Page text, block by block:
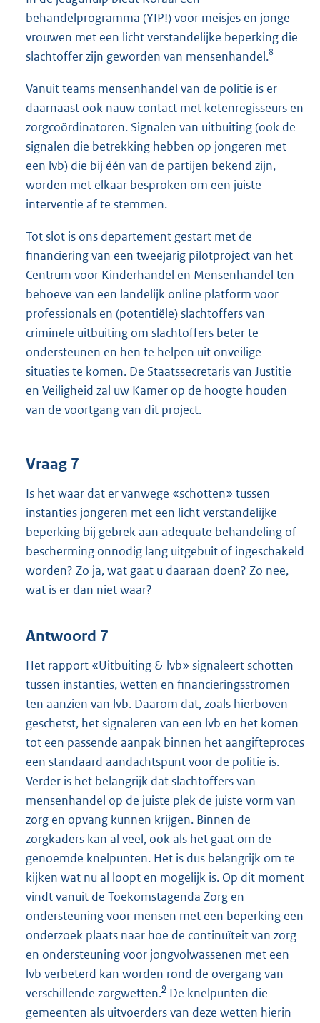
behandelprogramma (YIP!) voor meisjes en jonge
vrouwen met een licht verstandelijke beperking die
slachtoffer zijn geworden van mensenhandel.8
Vanuit teams mensenhandel van de politie is er
daarnaast ook nauw contact met ketenregisseurs en
zorgcoördinatoren. Signalen van uitbuiting (ook de
signalen die betrekking hebben op jongeren met
een lvb) die bij één van de partijen bekend zijn,
worden met elkaar besproken om een juiste
interventie af te stemmen.
Tot slot is ons departement gestart met de
financiering van een tweejarig pilotproject van het
Centrum voor Kinderhandel en Mensenhandel ten
behoeve van een landelijk online platform voor
professionals en (potentiële) slachtoffers van
criminele uitbuiting om slachtoffers beter te
ondersteunen en hen te helpen uit onveilige
situaties te komen. De Staatssecretaris van Justitie
en Veiligheid zal uw Kamer op de hoogte houden
van de voortgang van dit project.
Vraag 7
Is het waar dat er vanwege «schotten» tussen
instanties jongeren met een licht verstandelijke
beperking bij gebrek aan adequate behandeling of
bescherming onnodig lang uitgebuit of ingeschakeld
worden? Zo ja, wat gaat u daaraan doen? Zo nee,
wat is er dan niet waar?
Antwoord 7
Het rapport «Uitbuiting & lvb» signaleert schotten
tussen instanties, wetten en financieringsstromen
ten aanzien van lvb. Daarom dat, zoals hierboven
geschetst, het signaleren van een lvb en het komen
tot een passende aanpak binnen het aangifteproces
een standaard aandachtspunt voor de politie is.
Verder is het belangrijk dat slachtoffers van
mensenhandel op de juiste plek de juiste vorm van
zorg en opvang kunnen krijgen. Binnen de
zorgkaders kan al veel, ook als het gaat om de
genoemde knelpunten. Het is dus belangrijk om te
kijken wat nu al loopt en mogelijk is. Op dit moment
vindt vanuit de Toekomstagenda Zorg en
ondersteuning voor mensen met een beperking een
onderzoek plaats naar hoe de continuïteit van zorg
en ondersteuning voor jongvolwassenen met een
lvb verbeterd kan worden rond de overgang van
verschillende zorgwetten.9 De knelpunten die
gemeenten als uitvoerders van deze wetten hierin